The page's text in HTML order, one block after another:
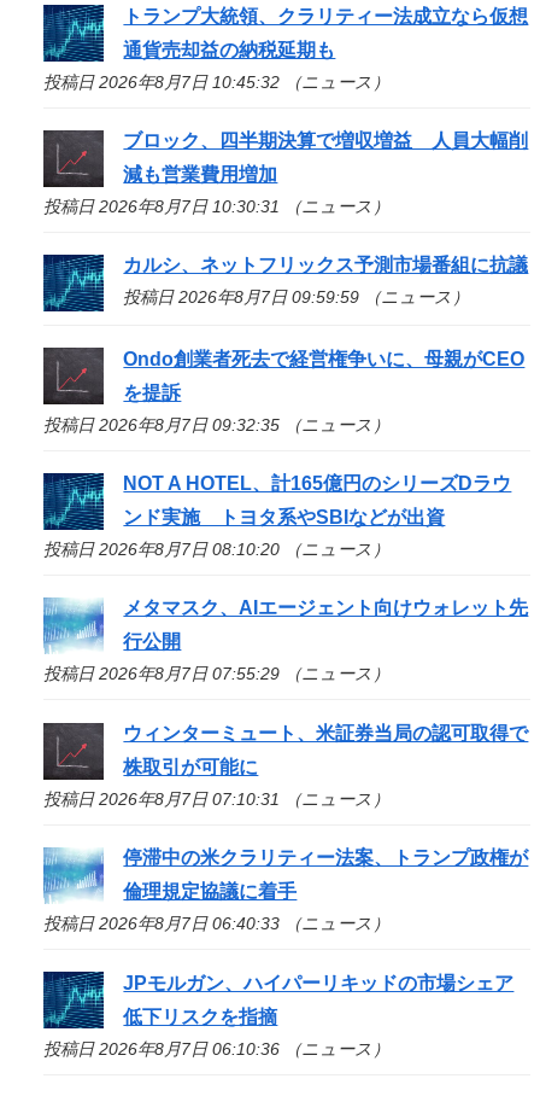
トランプ大統領、クラリティー法成立なら仮想
通貨売却益の納税延期も
投稿日 2026年8月7日 10:45:32 （ニュース）
ブロック、四半期決算で増収増益 人員大幅削
減も営業費用増加
投稿日 2026年8月7日 10:30:31 （ニュース）
カルシ、ネットフリックス予測市場番組に抗議
投稿日 2026年8月7日 09:59:59 （ニュース）
Ondo創業者死去で経営権争いに、母親がCEO
を提訴
投稿日 2026年8月7日 09:32:35 （ニュース）
NOT A HOTEL、計165億円のシリーズDラウ
ンド実施 トヨタ系やSBIなどが出資
投稿日 2026年8月7日 08:10:20 （ニュース）
メタマスク、AIエージェント向けウォレット先
行公開
投稿日 2026年8月7日 07:55:29 （ニュース）
ウィンターミュート、米証券当局の認可取得で
株取引が可能に
投稿日 2026年8月7日 07:10:31 （ニュース）
停滞中の米クラリティー法案、トランプ政権が
倫理規定協議に着手
投稿日 2026年8月7日 06:40:33 （ニュース）
JPモルガン、ハイパーリキッドの市場シェア
低下リスクを指摘
投稿日 2026年8月7日 06:10:36 （ニュース）